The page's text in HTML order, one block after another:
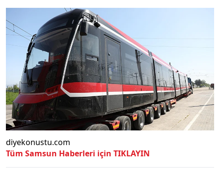
diyekonustu.com
Tüm Samsun Haberleri için TIKLAYIN